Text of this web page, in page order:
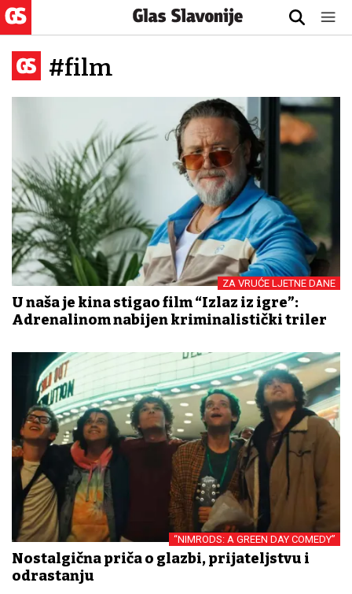
#film
ZA VRUĆE LJETNE DANE
U naša je kina stigao film “Izlaz iz igre”:
Adrenalinom nabijen kriminalistički triler
“NIMRODS: A GREEN DAY COMEDY”
Nostalgična priča o glazbi, prijateljstvu i
odrastanju